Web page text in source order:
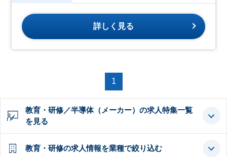
詳しく見る
1
教育・研修／半導体（メーカー）の求人特集一覧
を見る
教育・研修の求人情報を業種で絞り込む